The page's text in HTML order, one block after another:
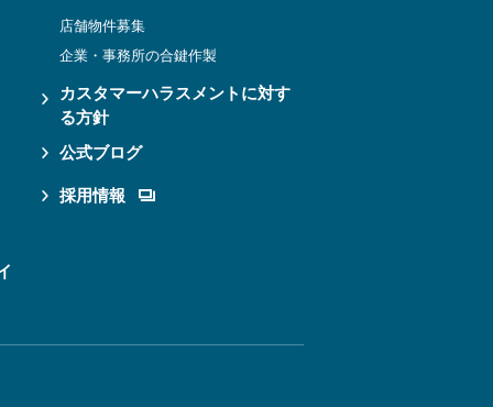
店舗物件募集
企業・事務所の合鍵作製
カスタマーハラスメントに対す
る方針
公式ブログ
採用情報